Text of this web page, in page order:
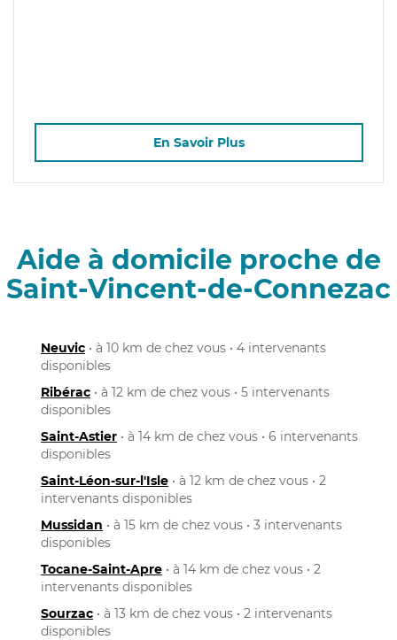
En Savoir Plus
Aide à domicile proche de
Saint-Vincent-de-Connezac
Neuvic • à 10 km de chez vous • 4 intervenants
disponibles
Ribérac • à 12 km de chez vous • 5 intervenants
disponibles
Saint-Astier • à 14 km de chez vous • 6 intervenants
disponibles
Saint-Léon-sur-l'Isle • à 12 km de chez vous • 2
intervenants disponibles
Mussidan • à 15 km de chez vous • 3 intervenants
disponibles
Tocane-Saint-Apre • à 14 km de chez vous • 2
intervenants disponibles
Sourzac • à 13 km de chez vous • 2 intervenants
disponibles